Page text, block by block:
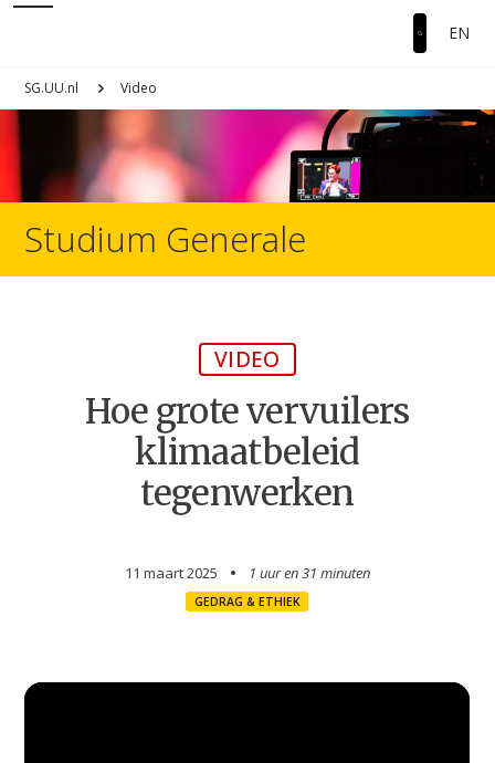
EN
SG.UU.nl Video
Studium Generale
VIDEO
Hoe grote vervuilers
klimaatbeleid
tegenwerken
11 maart 2025 1 uur en31 minuten
GEDRAG & ETHIEK